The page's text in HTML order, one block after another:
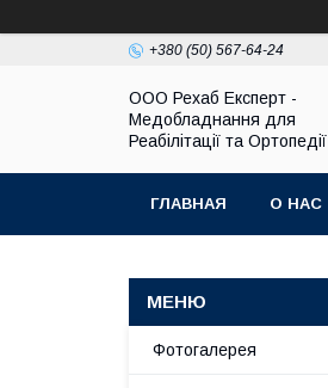
+380 (50) 567-64-24
OOO Рехаб Експерт -
Медобладнання для
Реабілітації та Ортопедії
ГЛАВНАЯ О НАС
Фотогалерея